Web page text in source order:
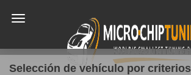
Selección de vehículo por criterios